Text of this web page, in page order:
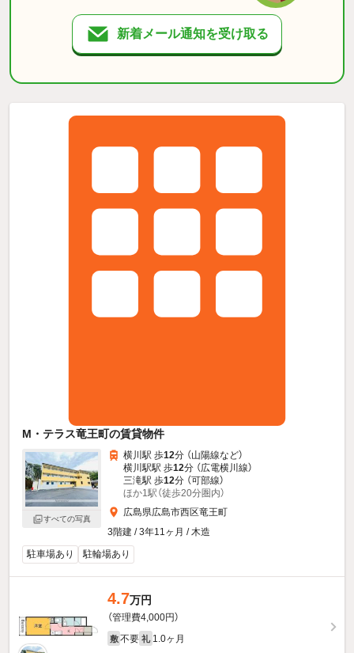
新着メール通知を受け取る
M・テラス竜王町の賃貸物件
すべての写真
横川駅 歩12分 （山陽線など）
横川駅駅 歩12分 （広電横川線）
三滝駅 歩12分 （可部線）
ほか1駅（徒歩20分圏内）
広島県広島市西区竜王町
3階建 / 3年11ヶ月 / 木造
駐車場あり
駐輪場あり
4.7万円
（管理費4,000円）
敷 不要 礼 1.0ヶ月